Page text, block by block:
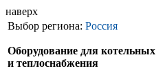
наверх
Выбор региона: Россия
Оборудование для котельных
и теплоснабжения